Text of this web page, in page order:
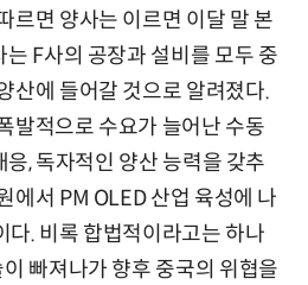
르면 양사는 이르면 이달 말 본
는 F사의 공장과 설비를 모두 중
산에 들어갈 것으로 알려졌다.
발적으로 수요가 늘어난 수동
, 독자적인 양산 능력을 갖추
에서 PM OLED 산업 육성에 나
다. 비록 합법적이라고는 하나
빠져나가 향후 중국의 위협을